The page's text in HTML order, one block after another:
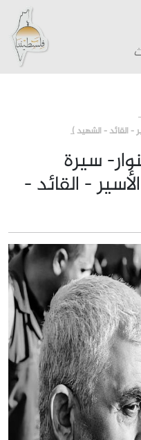
القائد - الشهيد )
سيرة
- القائد -